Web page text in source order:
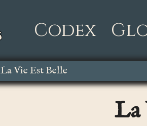
Codex
La Vie Est Belle
La